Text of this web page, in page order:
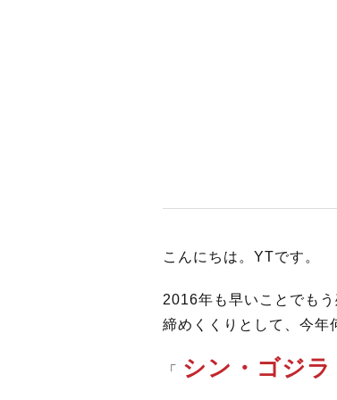
ACTION
こんにちは。YTです。
2016年も早いことでも
締めくくりとして、今年
「 シン・ゴジラ